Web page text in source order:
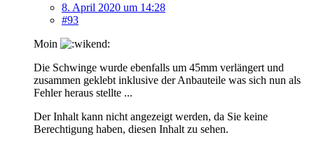
8. April 2020 um 14:28
#93
Moin
Die Schwinge wurde ebenfalls um 45mm verlängert und
zusammen geklebt inklusive der Anbauteile was sich nun als
Fehler heraus stellte ...
Der Inhalt kann nicht angezeigt werden, da Sie keine
Berechtigung haben, diesen Inhalt zu sehen.